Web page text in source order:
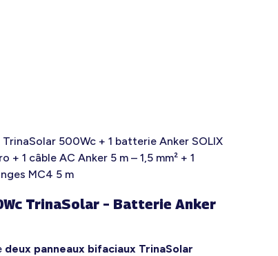
500Wc + 1 batterie Anker SOLIX
+ 1 câble AC Anker 5 m – 1,5 mm² + 1
MC4 5 m
TrinaSolar – Batterie Anker
deux panneaux bifaciaux TrinaSolar